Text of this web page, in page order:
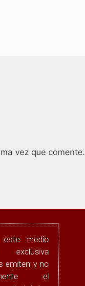
vez que comente.
medio
emiten y no
el